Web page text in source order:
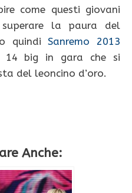
come questi giovani
la paura del
quindiSanremo 2013
14 big in gara che si
del leoncino d’oro.
Anche: